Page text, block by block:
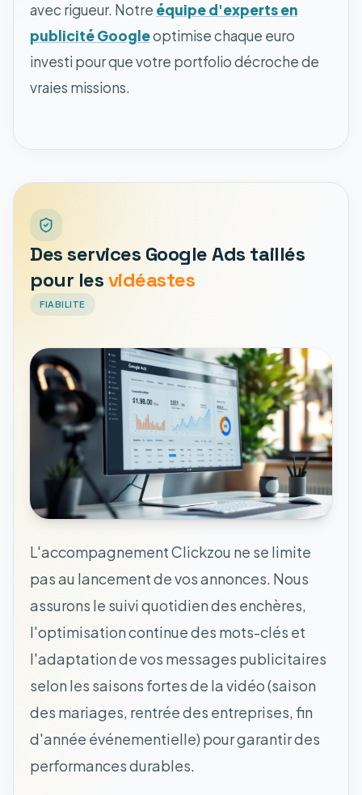
avec rigueur. Notre équipe d'experts en
publicité Googleoptimise chaque euro
investi pour que votre portfolio décroche de
vraies missions.
Des services Google Ads taillés
pour lesvidéastes
FIABILITE
L'accompagnement Clickzou ne se limite
pas au lancement de vos annonces. Nous
assurons le suivi quotidien des enchères,
l'optimisation continue des mots-clés et
l'adaptation de vos messages publicitaires
selon les saisons fortes de la vidéo (saison
des mariages, rentrée des entreprises, fin
d'année événementielle) pour garantir des
performances durables.